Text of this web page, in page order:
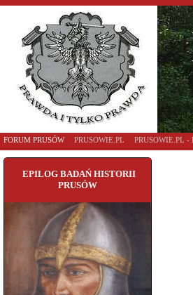
FORUM PRUSÓW PRUSOWIE.PL PRUSOWIE.PL -
EPILOG BADAŃ HISTORII
PRUSÓW